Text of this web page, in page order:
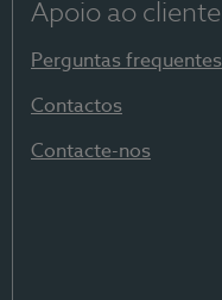
Apoio ao cliente
Perguntas frequentes
Contactos
Contacte-nos